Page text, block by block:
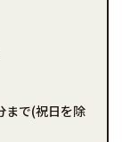
まで(祝日を除